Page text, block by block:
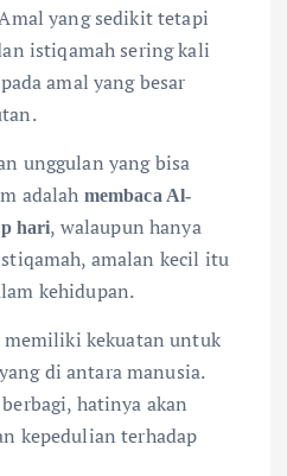
yang sedikit tetapi
istiqamah sering kali
amal yang besar
unggulan yang bisa
adalah membaca Al-
hari, walaupun hanya
amalan kecil itu
kehidupan.
memiliki kekuatan untuk
di antara manusia.
hatinya akan
kepedulian terhadap